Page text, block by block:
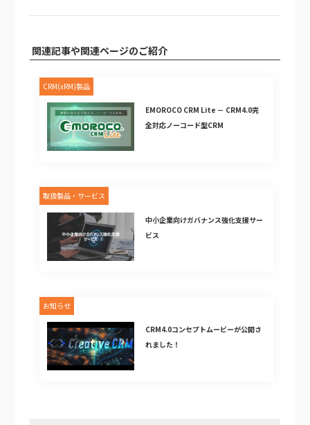
関連記事や関連ページのご紹介
CRM(xRM)製品
EMOROCO CRM Lite － CRM4.0完
全対応ノーコード型CRM
取扱製品・サービス
中小企業向けガバナンス強化支援サー
ビス
お知らせ
CRM4.0コンセプトムービーが公開さ
れました！